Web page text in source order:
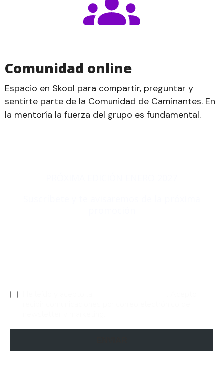
Comunidad online
Espacio en Skool para compartir, preguntar y
sentirte parte de la Comunidad de Caminantes. En
la mentoría la fuerza del grupo es fundamental.